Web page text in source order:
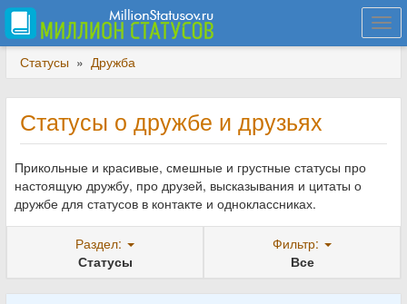
Статусы » Дружба
Статусы о дружбе и друзьях
Прикольные и красивые, смешные и грустные статусы про
настоящую дружбу, про друзей, высказывания и цитаты о
дружбе для статусов в контакте и одноклассниках.
Раздел:
Статусы
Фильтр:
Все